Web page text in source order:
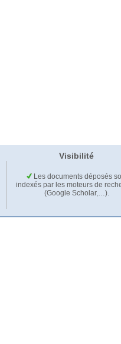
Visibilité
Les documents déposés
indexés par les moteurs de
(Google Scholar,…).